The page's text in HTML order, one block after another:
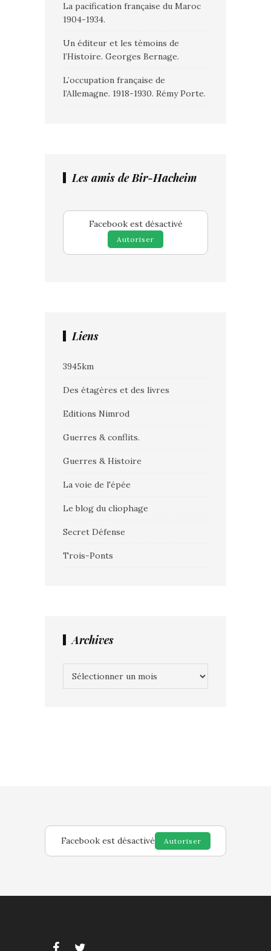
La pacification française du Maroc
1904-1934.
Un éditeur et les témoins de
l’Histoire. Georges Bernage.
L’occupation française de
l’Allemagne. 1918-1930. Rémy Porte.
Les amis de Bir-Hacheim
Facebook est désactivé
Autoriser
Liens
3945km
Des étagères et des livres
Editions Nimrod
Guerres & conflits.
Guerres & Histoire
La voie de l'épée
Le blog du cliophage
Secret Défense
Trois-Ponts
Archives
Facebook est désactivé Autoriser